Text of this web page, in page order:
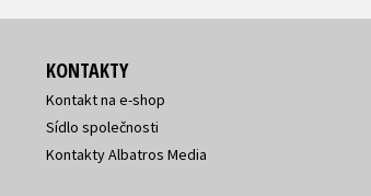
KONTAKTY
Kontakt na e-shop
Sídlo společnosti
Kontakty Albatros Media